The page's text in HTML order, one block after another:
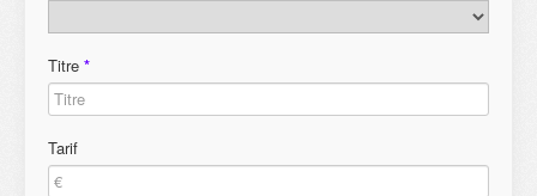
Titre *
Tarif